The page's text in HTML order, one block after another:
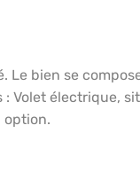
bien se
électrique,
option.